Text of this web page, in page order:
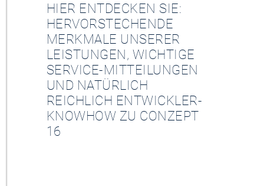
HIER ENTDECKEN SIE:
HERVORSTECHENDE
MERKMALE UNSERER
LEISTUNGEN, WICHTIGE
SERVICE-MITTEILUNGEN
UND NATÜRLICH
REICHLICH ENTWICKLER-
KNOWHOW ZU CONZEPT
16